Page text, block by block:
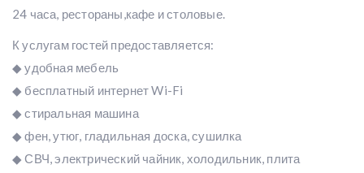
24 часа, рестораны,кафе и столовые.
К услугам гостей предоставляется:
◆ удобная мебель
◆ бесплатный интернет Wi-Fi
◆ стиральная машина
◆ фен, утюг, гладильная доска, сушилка
◆ СВЧ, электрический чайник, холодильник, плита